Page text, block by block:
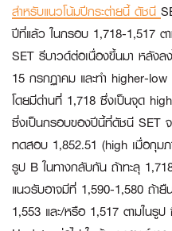
สำหรับแนวโน้มปีกระต่ายนี้ ดัชนี
ปีที่แล้ว ในกรอบ 1,718-1,517 ต
SET รีบาวด์ต่อเนื่องขึ้นมา หลังล
15 กรกฏาคม และทำ higher-
โดยมีด่านที่ 1,718 ซึ่งเป็นจุด
ซึ่งเป็นกรอบของปีนี้ที่ดัชนี SET
ทดสอบ 1,852.51 (high เมื่อกุม
รูป B ในทางกลับกัน ถ้าทะลุ
แนวรับอาจมีที่ 1,590-1,580 ถ้า
1,553 และ/หรือ 1,517 ตามในรูป